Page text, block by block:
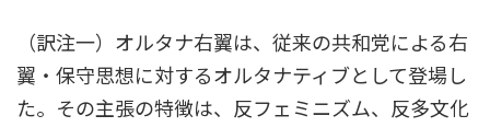
（訳注一）オルタナ右翼は、従来の共和党による右
翼・保守思想に対するオルタナティブとして登場し
た。その主張の特徴は、反フェミニズム、反多文化